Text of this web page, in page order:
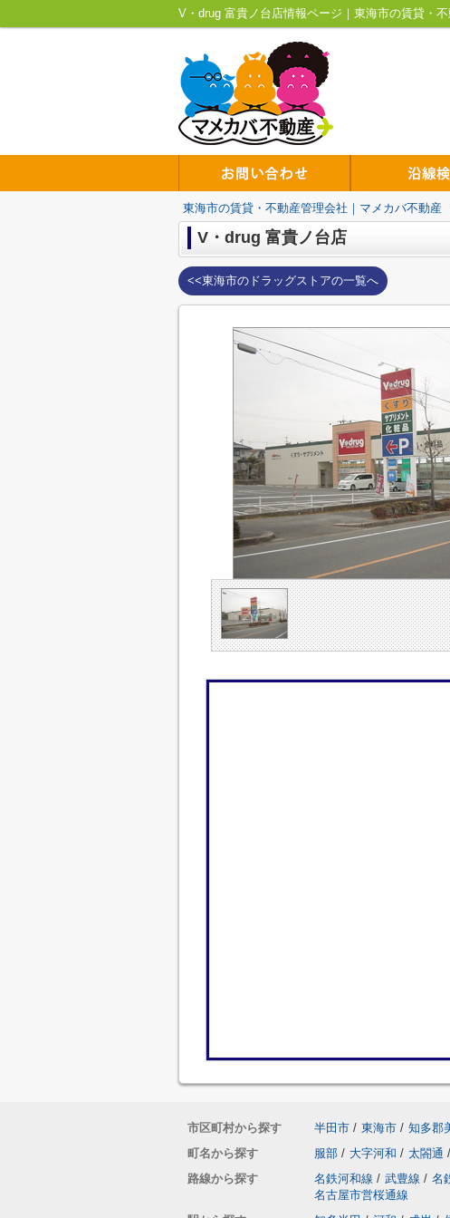
V・drug 富貴ノ台店情報ページ｜東海市の賃貸・
東海市の賃貸・不動産管理会社｜マメカバ不動産
V・drug 富貴ノ台店
<<東海市のドラッグストアの一覧へ
市区町村から探す 半田市 / 東海市 / 知多郡
町名から探す
服部 / 大字河和 / 太閤通 /
路線から探す
名鉄河和線 / 武豊線 / 名
名古屋市営桜通線